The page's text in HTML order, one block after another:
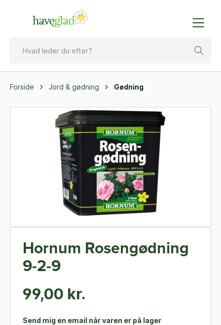
Forside Jord & gødning Gødning
Hornum Rosengødning
9-2-9
99,00 kr.
Send mig en email når varen er på lager